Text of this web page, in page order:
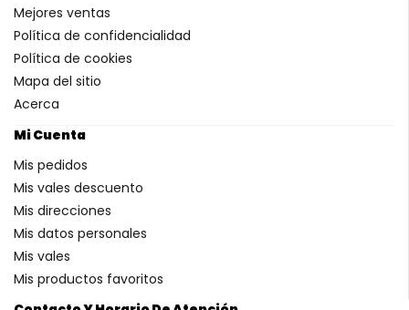
Mejores ventas
Política de confidencialidad
Política de cookies
Mapa del sitio
Acerca
Mi Cuenta
Mis pedidos
Mis vales descuento
Mis direcciones
Mis datos personales
Mis vales
Mis productos favoritos